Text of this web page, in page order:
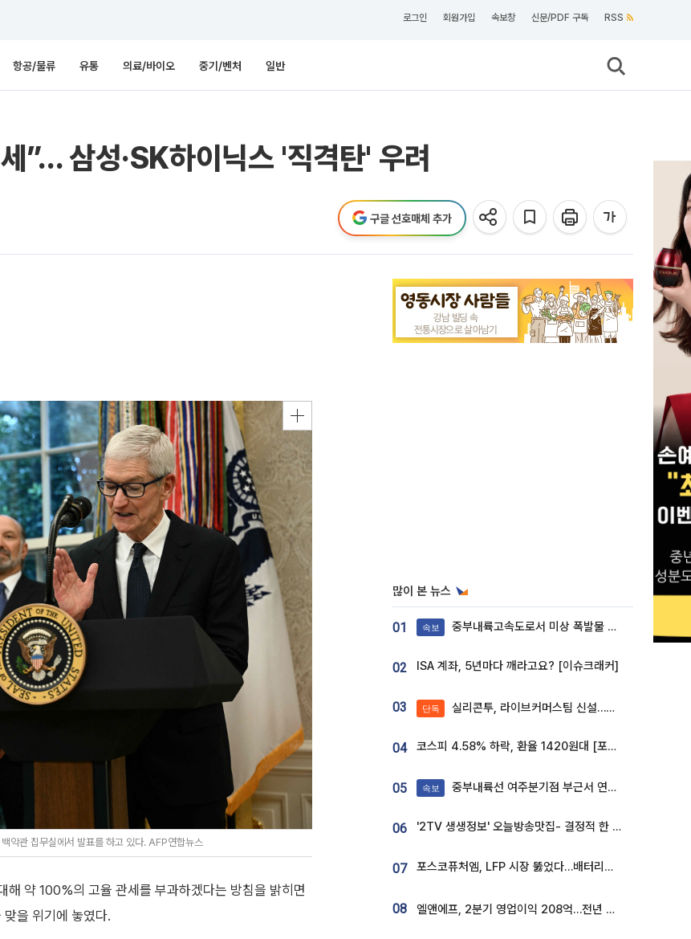
로그인 회원가입 속보창 신문/PDF 구독 RSS
항공/물류 유통 의료/바이오 중기/벤처 일반
”… 삼성·SK하이닉스 '직격탄' 우려
구글 선호매체 추가
악관 집무실에서 발표를 하고 있다. AFP연합뉴스
약 100%의 고율 관세를 부과하겠다는 방침을 밝히면
을 위기에 놓였다.
많이 본 뉴스
01 속보 중부내륙고속도로서 미상 폭발물 발견
02 ISA 계좌, 5년마다 깨라고요? [이슈크래커]
03 단독 실리콘투, 라이브커머스팀 신설…K뷰티 ‘글로벌 판매망’ 확대[K뷰티 라방戰]
04 코스피 4.58% 하락, 환율 1420원대 [포토]
05 속보 중부내륙선 여주분기점 부근서 연이은 추돌사고 발생
06 '2TV 생생정보' 오늘방송맛집- 결정적 한 수, 3종 메밀면! 메밀 소바 맛집 '의○○○○'
07 포스코퓨처엠, LFP 시장 뚫었다…배터리사와 대규모 장기 공급 합의
08 엘앤에프, 2분기 영업이익 208억…전년 比 흑자전환